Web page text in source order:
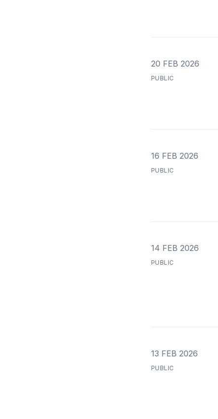
20 FEB 2026
PUBLIC
16 FEB 2026
PUBLIC
14 FEB 2026
PUBLIC
13 FEB 2026
PUBLIC